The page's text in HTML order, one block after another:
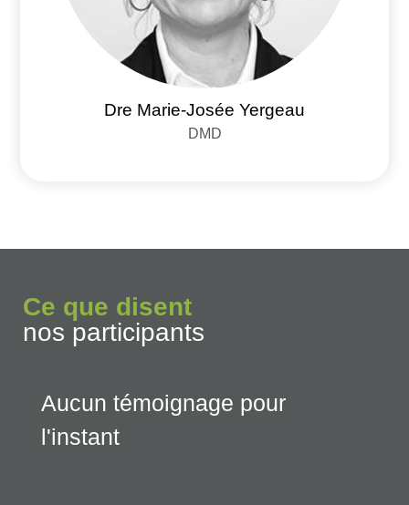
Dre Marie-Josée Yergeau
DMD
Ce que disent
nos participants
Aucun témoignage pour
l'instant